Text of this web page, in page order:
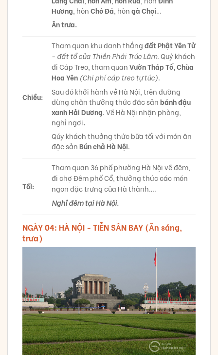
Hương, hònChó Đá, hòngà Chọi…
Ăn trưa.
Chiều:
Tham quan khu danh thắngđất Phật Yên Tử
- đất tổ của Thiền Phái Trúc Lâm. Quý khách
đi Cáp Treo, tham quanVườn Tháp Tổ, Chùa
Hoa Yên (Chi phí cáp treo tự túc).
Sau đó khởi hành về Hà Nội, trên đường
dừng chân thưởng thức đặc sảnbánh đậu
xanh Hải Dương. Về Hà Nội nhận phòng,
nghỉ ngơi.
Qúy khách thưởng thức bữa tối với món ăn
đặc sảnBún chả Hà Nội.
Tối:
Tham quan 36 phố phường Hà Nội về đêm,
đi chợ Đêm phố Cổ, thưởng thức các món
ngon đặc trưng của Hà thành….
Nghỉ đêm tại Hà Nội.
NGÀY 04: HÀ NỘI - TIỄN SÂN BAY (Ăn sáng,
trưa)